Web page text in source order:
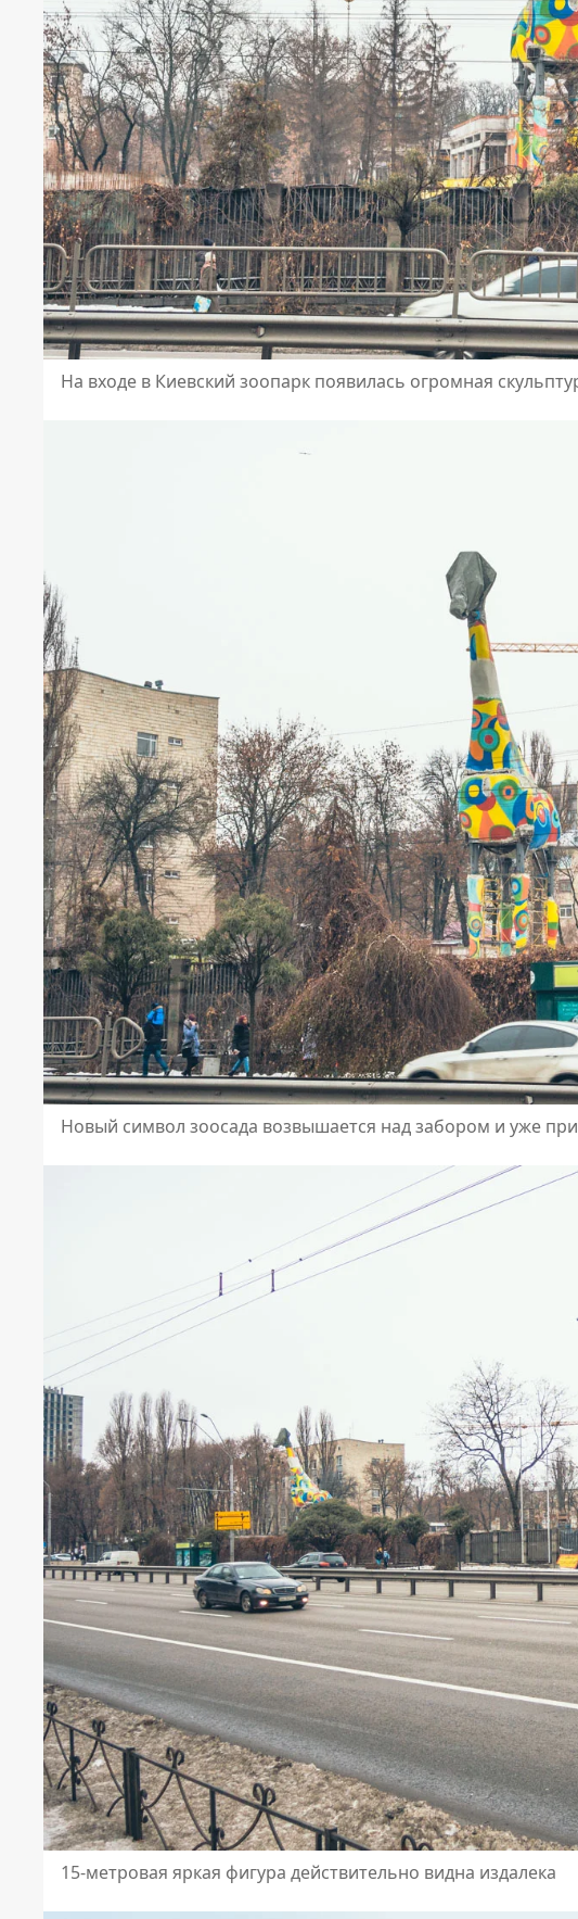
На входе в Киевский зоопарк появилась огромная
Новый символ зоосада возвышается над забором и уже
15-метровая яркая фигура действительно видна издалека